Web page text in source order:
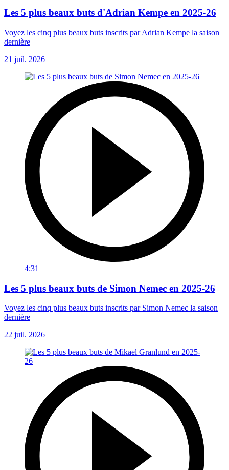
Les 5 plus beaux buts d'Adrian Kempe en 2025-26
Voyez les cinq plus beaux buts inscrits par Adrian Kempe la saison
dernière
21 juil. 2026
4:31
Les 5 plus beaux buts de Simon Nemec en 2025-26
Voyez les cinq plus beaux buts inscrits par Simon Nemec la saison
dernière
22 juil. 2026